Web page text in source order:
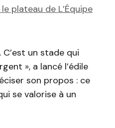
plateau de L’Équipe
C’est un stade qui
», a lancé l’édile
son propos : ce
se valorise à un